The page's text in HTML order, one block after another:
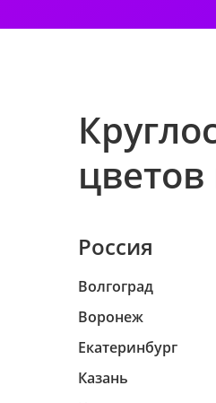
цветов
Россия
Волгоград
Воронеж
Екатеринбург
Казань